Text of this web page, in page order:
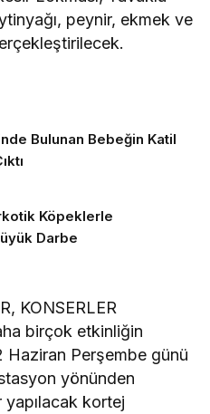
peynir, ekmek ve
Bulunan Bebeğin Katil
Köpeklerle
Darbe
KONSERLER
birçok etkinliğin
Perşembe günü
yönünden
yapılacak kortej